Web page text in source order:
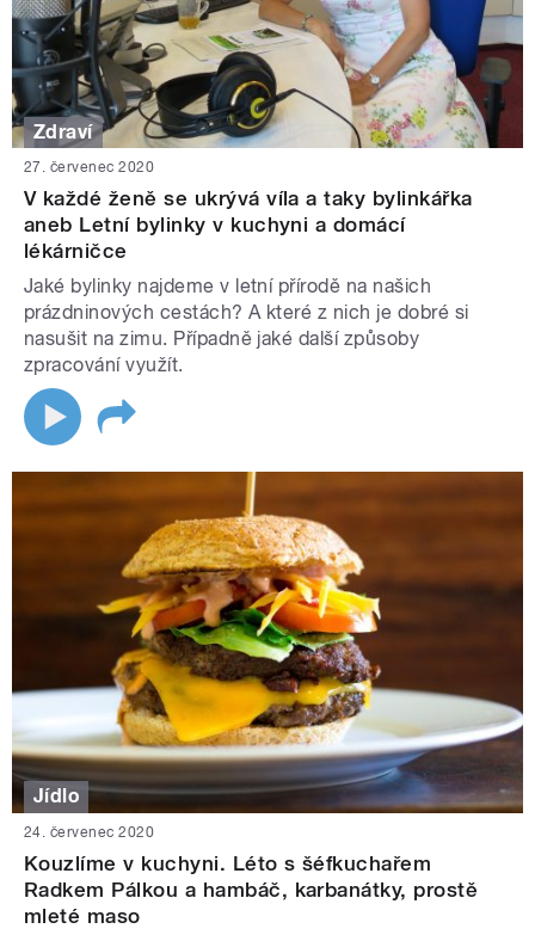
Zdraví
27. červenec 2020
V každé ženě se ukrývá víla a taky bylinkářka
aneb Letní bylinky v kuchyni a domácí
lékárničce
Jaké bylinky najdeme v letní přírodě na našich
prázdninových cestách? A které z nich je dobré si
nasušit na zimu. Případně jaké další způsoby
zpracování využít.
Jídlo
24. červenec 2020
Kouzlíme v kuchyni. Léto s šéfkuchařem
Radkem Pálkou a hambáč, karbanátky, prostě
mleté maso